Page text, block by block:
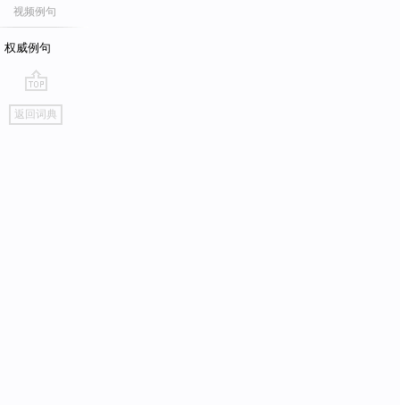
视频例句
权威例句
go
top
返回词典